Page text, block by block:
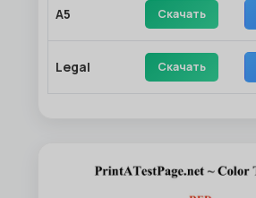
A5 Скачать
Legal Скачать